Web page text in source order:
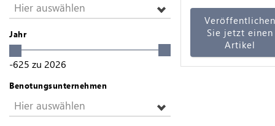
Hier auswählen
Jahr
-625 zu 2026
Benotungsunternehmen
Hier auswählen
Veröffentlichen
Sie jetzt einen
Artikel